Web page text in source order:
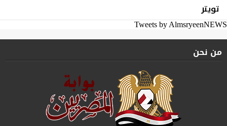
تويتر
Tweets by AlmsryeenNEWS
من نحن